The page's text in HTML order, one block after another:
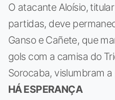
O atacante Aloísio,
partidas, deve
Ganso e Cañete, que
gols com a camisa do
Sorocaba, vislumbram a
HÁ ESPERANÇA